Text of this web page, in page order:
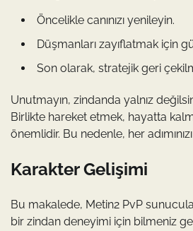
Öncelikle canınızı yenileyin.
Düşmanları zayıflatmak için
Son olarak, stratejik geri
Unutmayın, zindanda yalnız
Birlikte hareket etmek, hayatta
önemlidir. Bu nedenle, her
Karakter Gelişimi
Bu makalede, Metin2 PvP
bir zindan deneyimi için bilmeniz